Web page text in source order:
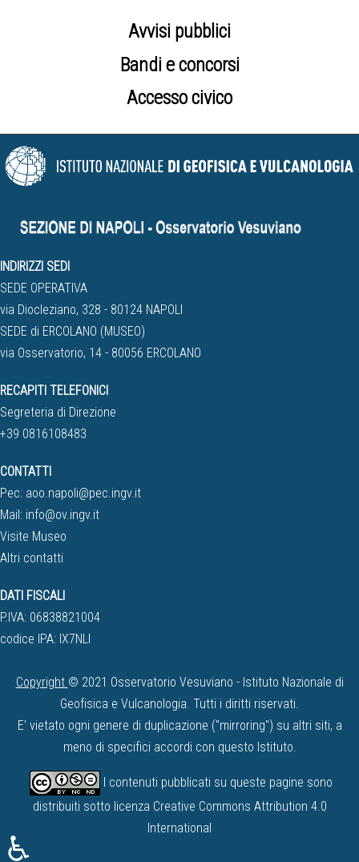
Avvisi pubblici
Bandi e concorsi
Accesso civico
INDIRIZZI SEDI
SEDE OPERATIVA
via Diocleziano, 328 - 80124 NAPOLI
SEDE di ERCOLANO (MUSEO)
via Osservatorio, 14 - 80056 ERCOLANO
RECAPITI TELEFONICI
Segreteria di Direzione
+39 0816108483
CONTATTI
Pec: aoo.napoli@pec.ingv.it
Mail: info@ov.ingv.it
Visite Museo
Altri contatti
DATI FISCALI
P.IVA: 06838821004
codice IPA: IX7NLI
Copyright © 2021 Osservatorio Vesuviano - Istituto Nazionale di
Geofisica e Vulcanologia. Tutti i diritti riservati.
E' vietato ogni genere di duplicazione ("mirroring") su altri siti, a
meno di specifici accordi con questo Istituto.
I contenuti pubblicati su queste pagine sono
distribuiti sotto licenza Creative Commons Attribution 4.0
International